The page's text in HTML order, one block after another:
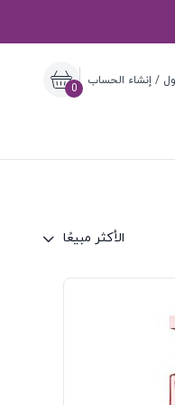
/ إنشاء الحساب
0
الأكثر مبيعًا